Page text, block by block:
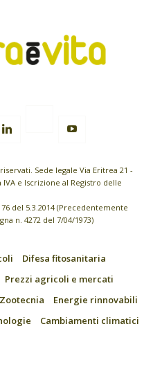
Sede legale Via Eritrea 21 -
e Iscrizione al Registro delle
del 5.3.2014 (Precedentemente
n. 4272 del 7/04/1973)
Difesa fitosanitaria
Prezzi agricoli e mercati
Zootecnia
Energie rinnovabili
Cambiamenti climatici